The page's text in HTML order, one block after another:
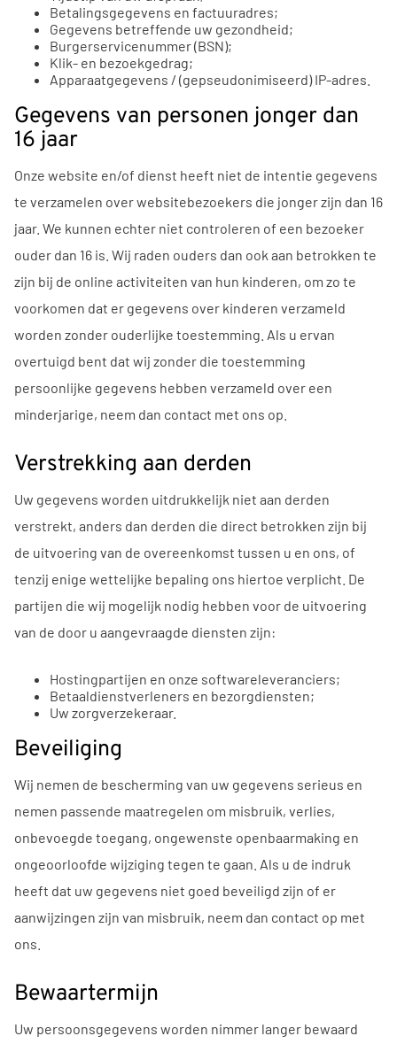
Betalingsgegevens en factuuradres;
Gegevens betreffende uw gezondheid;
Burgerservicenummer (BSN);
Klik- en bezoekgedrag;
Apparaatgegevens / (gepseudonimiseerd) IP-adres.
Gegevens van personen jonger dan
16 jaar
Onze website en/of dienst heeft niet de intentie gegevens
te verzamelen over websitebezoekers die jonger zijn dan 16
jaar. We kunnen echter niet controleren of een bezoeker
ouder dan 16 is. Wij raden ouders dan ook aan betrokken te
zijn bij de online activiteiten van hun kinderen, om zo te
voorkomen dat er gegevens over kinderen verzameld
worden zonder ouderlijke toestemming. Als u ervan
overtuigd bent dat wij zonder die toestemming
persoonlijke gegevens hebben verzameld over een
minderjarige, neem dan contact met ons op.
Verstrekking aan derden
Uw gegevens worden uitdrukkelijk niet aan derden
verstrekt, anders dan derden die direct betrokken zijn bij
de uitvoering van de overeenkomst tussen u en ons, of
tenzij enige wettelijke bepaling ons hiertoe verplicht. De
partijen die wij mogelijk nodig hebben voor de uitvoering
van de door u aangevraagde diensten zijn:
Hostingpartijen en onze softwareleveranciers;
Betaaldienstverleners en bezorgdiensten;
Uw zorgverzekeraar.
Beveiliging
Wij nemen de bescherming van uw gegevens serieus en
nemen passende maatregelen om misbruik, verlies,
onbevoegde toegang, ongewenste openbaarmaking en
ongeoorloofde wijziging tegen te gaan. Als u de indruk
heeft dat uw gegevens niet goed beveiligd zijn of er
aanwijzingen zijn van misbruik, neem dan contact op met
ons.
Bewaartermijn
Uw persoonsgegevens worden nimmer langer bewaard